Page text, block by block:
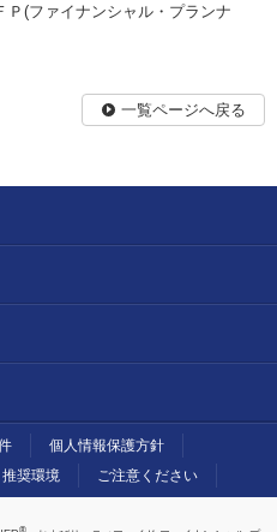
(ファイナンシャル・プランナ
一覧ページへ戻る
個人情報保護方針
推奨環境 ご注意ください